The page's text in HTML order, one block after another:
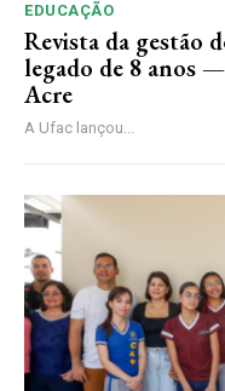
EDUCAÇÃO
Revista da gestão
legado de 8 anos
Acre
A Ufac lançou...